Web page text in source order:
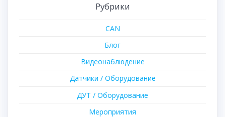
Рубрики
CAN
Блог
Видеонаблюдение
Датчики / Оборудование
ДУТ / Оборудование
Мероприятия